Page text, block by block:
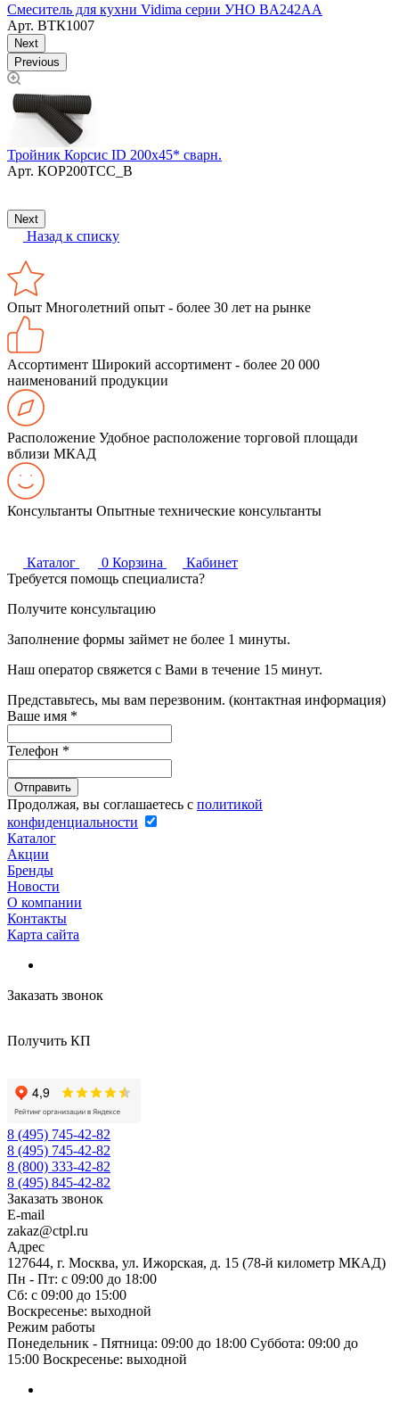
Смеситель для кухни Vidima серии УНО BA242AA
Арт. ВТК1007
Next
Previous
Тройник Корсис ID 200х45* сварн.
Арт. КОР200ТСС_В
Next
Назад к списку
Опыт Многолетний опыт - более 30 лет на рынке
Ассортимент Широкий ассортимент - более 20 000
наименований продукции
Расположение Удобное расположение торговой площади
вблизи МКАД
Консультанты Опытные технические консультанты
Каталог 0 Корзина
Кабинет
Требуется помощь специалиста?
Получите консультацию
Заполнение формы займет не более 1 минуты.
Наш оператор свяжется с Вами в течение 15 минут.
Представьтесь, мы вам перезвоним. (контактная информация)
Ваше имя *
Телефон *
Продолжая, вы соглашаетесь с политикой
конфиденциальности
Каталог
Акции
Бренды
Новости
О компании
Контакты
Карта сайта
Заказать звонок
Получить КП
8 (495) 745-42-82
8 (495) 745-42-82
8 (800) 333-42-82
8 (495) 845-42-82
Заказать звонок
E-mail
zakaz@ctpl.ru
Адрес
127644, г. Москва, ул. Ижорская, д. 15 (78-й километр МКАД)
Пн - Пт: с 09:00 до 18:00
Сб: с 09:00 до 15:00
Воскресенье: выходной
Режим работы
Понедельник - Пятница: 09:00 до 18:00 Суббота: 09:00 до
15:00 Воскресенье: выходной